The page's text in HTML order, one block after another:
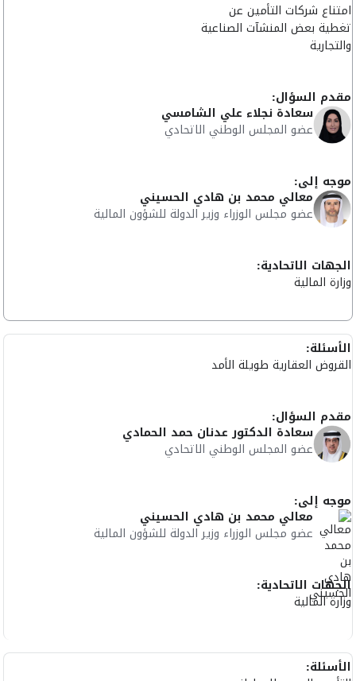
امتناع شركات التأمين عن
تغطية بعض المنشآت الصناعية
والتجارية
مقدم السؤال:
سعادة نجلاء علي الشامسي
عضو المجلس الوطني الاتحادي
موجه إلى:
معالي محمد بن هادي الحسيني
عضو مجلس الوزراء وزير الدولة للشؤون المالية
الجهات الاتحادية:
وزارة المالية
الأسئلة:
القروض العقارية طويلة الأمد
مقدم السؤال:
سعادة الدكتور عدنان حمد الحمادي
عضو المجلس الوطني الاتحادي
موجه إلى:
معالي محمد بن هادي الحسيني
عضو مجلس الوزراء وزير الدولة للشؤون المالية
الجهات الاتحادية:
وزارة المالية
الأسئلة: